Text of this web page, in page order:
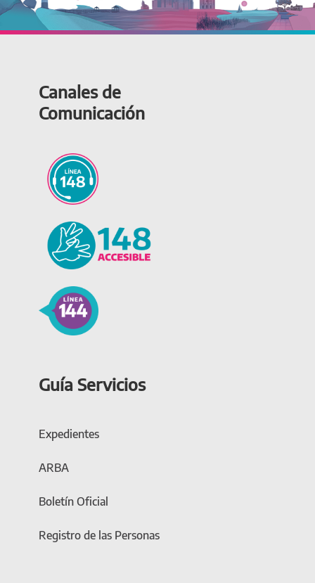
Canales de
Comunicación
Guía Servicios
Expedientes
ARBA
Boletín Oficial
Registro de las Personas